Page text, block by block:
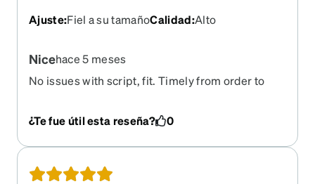
Ajuste:Fiel a su tamañoCalidad:Alto
Nicehace 5 meses
No issues with script, fit. Timely from order to
¿Te fue útil esta reseña? 0